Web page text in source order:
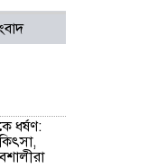
ধর্ষণ: